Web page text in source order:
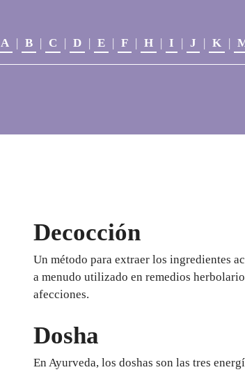
A | B | C | D | E | F | H | I | J | K |
Decocción
Un método para extraer los ingredientes
a menudo utilizado en remedios
afecciones.
Dosha
En Ayurveda, los doshas son las tres